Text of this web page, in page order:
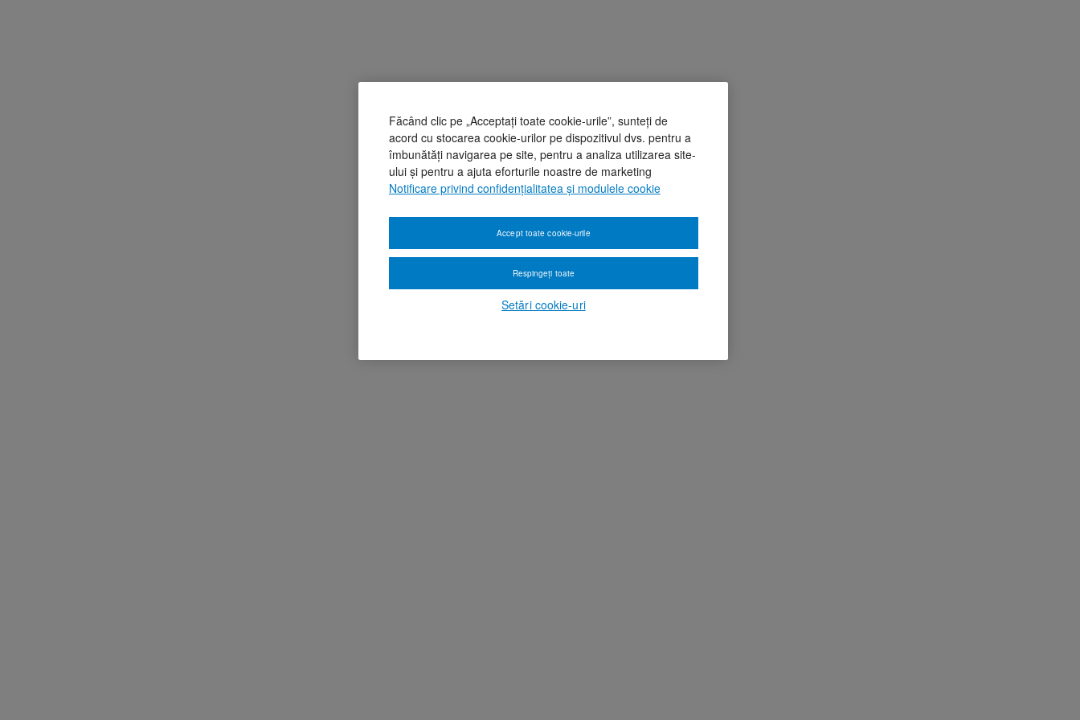
Făcând clic pe „Acceptați toate cookie-urile”, sunteți de
acord cu stocarea cookie-urilor pe dispozitivul dvs. pentru a
îmbunătăți navigarea pe site, pentru a analiza utilizarea site-
ului și pentru a ajuta eforturile noastre de marketing
Notificare privind confidențialitatea și modulele cookie
Setări cookie-uri
Respingeți toate
Accept toate cookie-urile